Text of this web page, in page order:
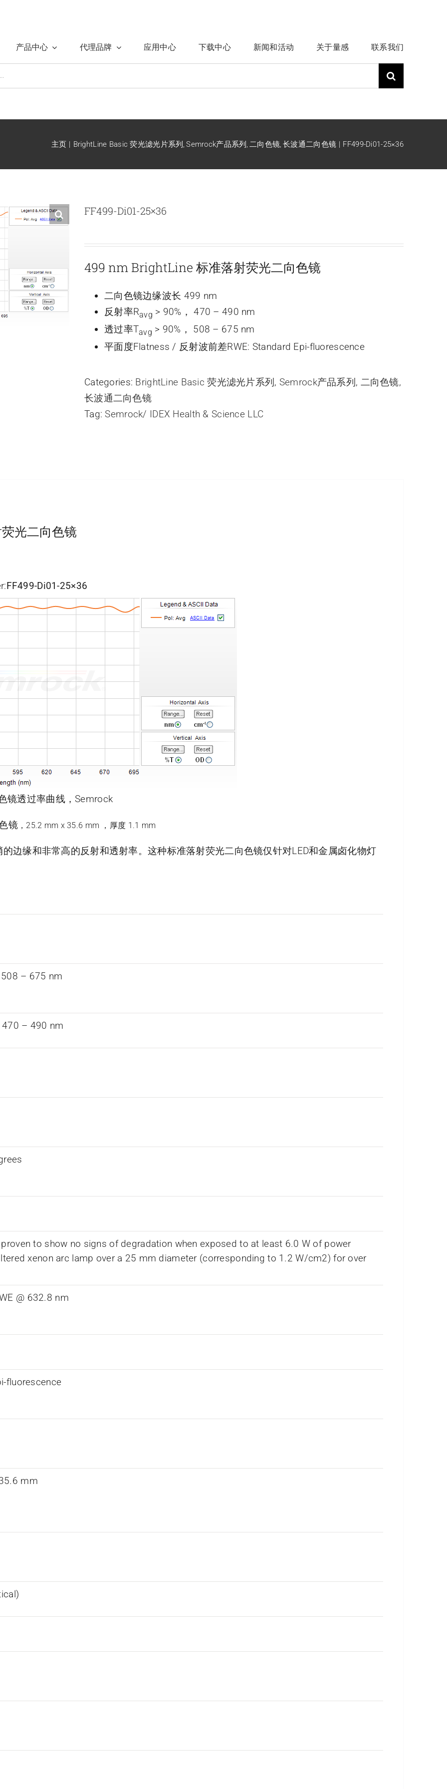
产品中心 代理品牌 应用中心 下载中心 新闻和活动 关于量感 联系我们
主页 BrightLine Basic 荧光滤光片系列 Semrock产品系列 二向色镜 长波通二向色镜 FF499-Di01-25×36
FF499-Di01-25×36
499 nm BrightLine 标准落射荧光二向色镜
二向色镜边缘波长 499 nm
反射率Ravg > 90%， 470 – 490 nm
透过率Tavg > 90%， 508 – 675 nm
平面度Flatness / 反射波前差RWE: Standard Epi-fluorescence
Categories: BrightLine Basic 荧光滤光片系列 , Semrock产品系列 , 二向色镜,
长波通二向色镜
Tag:Semrock/ IDEX Health & Science LLC
光二向色镜
FF499-Di01-25×36
镜透过率曲线，Semrock
镜，25.2 mm x 35.6 mm ，厚度 1.1 mm
边缘和非常高的反射和透射率。这种标准落射荧光二向色镜仅针对LED和金属卤化物灯
508 – 675 nm
470 – 490 nm
to show no signs of degradation when exposed to at least 6.0 W of power
xenon arc lamp over a 25 mm diameter (corresponding to 1.2 W/cm2) for over
@ 632.8 nm
fluorescence
mm